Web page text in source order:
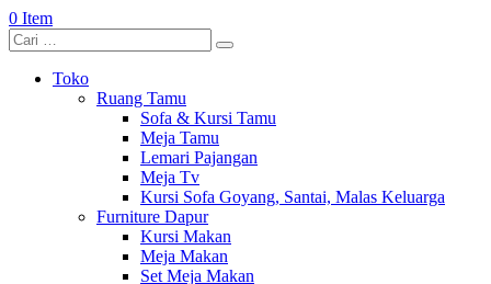
0 Item
Toko
Ruang Tamu
Sofa & Kursi Tamu
Meja Tamu
Lemari Pajangan
Meja Tv
Kursi Sofa Goyang, Santai, Malas Keluarga
Furniture Dapur
Kursi Makan
Meja Makan
Set Meja Makan